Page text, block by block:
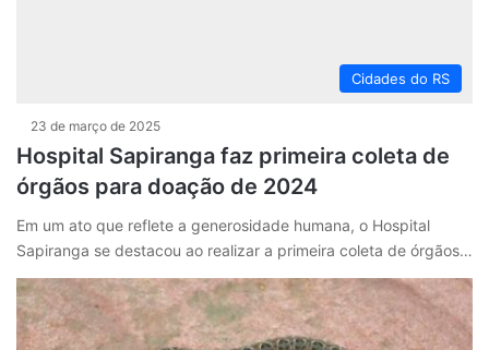
Cidades do RS
23 de março de 2025
Hospital Sapiranga faz primeira coleta de
órgãos para doação de 2024
Em um ato que reflete a generosidade humana, o Hospital
Sapiranga se destacou ao realizar a primeira coleta de órgãos…